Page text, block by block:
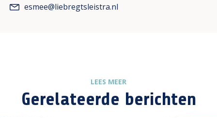
esmee@liebregtsleistra.nl
LEES MEER
Gerelateerde berichten